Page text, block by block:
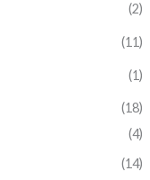
(2)
(11)
(1)
(18)
(4)
(14)